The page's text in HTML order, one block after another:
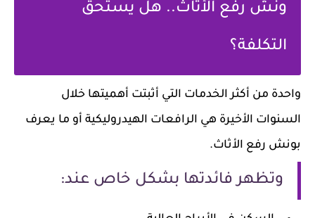
ونش رفع الأثاث.. هل يستحق
التكلفة؟
واحدة من أكثر الخدمات التي أثبتت أهميتها خلال
السنوات الأخيرة هي الرافعات الهيدروليكية أو ما يعرف
بونش رفع الأثاث.
وتظهر فائدتها بشكل خاص عند: